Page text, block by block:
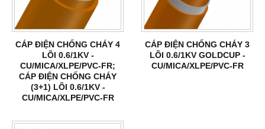
CÁP ĐIỆN CHỐNG CHÁY 4
LÕI 0.6/1KV -
CU/MICA/XLPE/PVC-FR;
CÁP ĐIỆN CHỐNG CHÁY
(3+1) LÕI 0.6/1KV -
CU/MICA/XLPE/PVC-FR
CÁP ĐIỆN CHỐNG CHÁY 3
LÕI 0.6/1KV GOLDCUP -
CU/MICA/XLPE/PVC-FR